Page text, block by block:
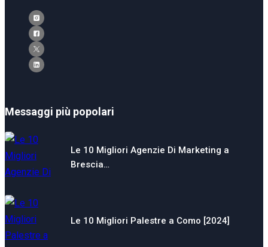
Messaggi più popolari
Le 10 Migliori Agenzie Di Marketing a
Brescia…
Le 10 Migliori Palestre a Como [2024]